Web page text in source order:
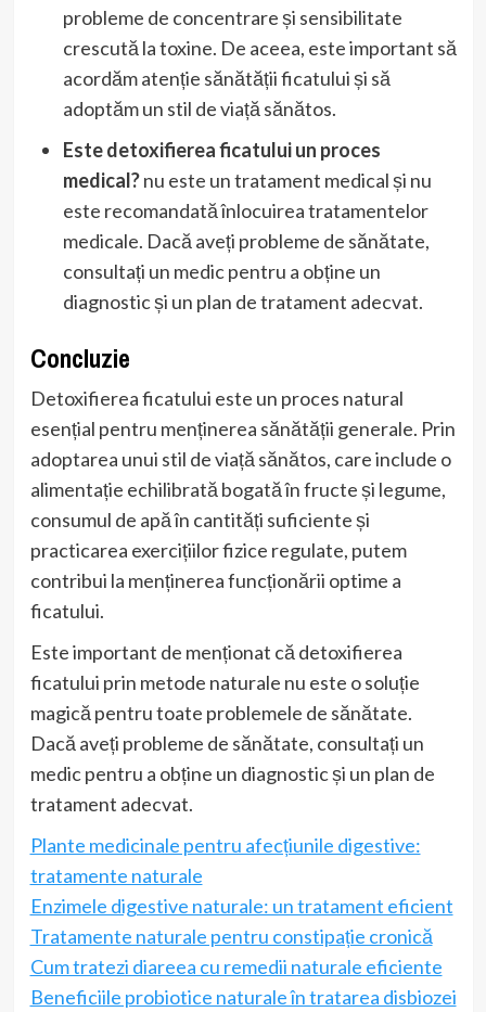
probleme de concentrare și sensibilitate
crescută la toxine. De aceea, este important să
acordăm atenție sănătății ficatului și să
adoptăm un stil de viață sănătos.
Este detoxifierea ficatului un proces
medical?nu este un tratament medical și nu
este recomandată înlocuirea tratamentelor
medicale. Dacă aveți probleme de sănătate,
consultați un medic pentru a obține un
diagnostic și un plan de tratament adecvat.
Concluzie
Detoxifierea ficatului este un proces natural
esențial pentru menținerea sănătății generale. Prin
adoptarea unui stil de viață sănătos, care include o
alimentație echilibrată bogată în fructe și legume,
consumul de apă în cantități suficiente și
practicarea exercițiilor fizice regulate, putem
contribui la menținerea funcționării optime a
ficatului.
Este important de menționat că detoxifierea
ficatului prin metode naturale nu este o soluție
magică pentru toate problemele de sănătate.
Dacă aveți probleme de sănătate, consultați un
medic pentru a obține un diagnostic și un plan de
tratament adecvat.
Plante medicinale pentru afecțiunile digestive:
tratamente naturale
Enzimele digestive naturale: un tratament eficient
Tratamente naturale pentru constipație cronică
Cum tratezi diareea cu remedii naturale eficiente
Beneficiile probiotice naturale în tratarea disbiozei